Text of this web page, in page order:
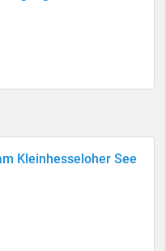
Kleinhesseloher See